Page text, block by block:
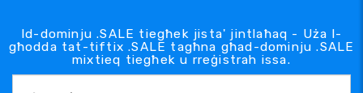
Id-dominju .SALE tiegħek jista' jintlaħaq - Uża l-
għodda tat-tiftix .SALE tagħna għad-dominju .SALE
mixtieq tiegħek u rreġistrah issa.